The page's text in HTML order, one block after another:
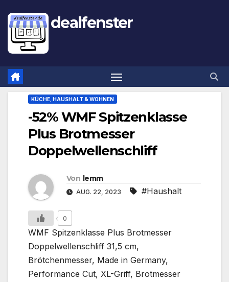
dealfenster
KÜCHE, HAUSHALT & WOHNEN
-52% WMF Spitzenklasse
Plus Brotmesser
Doppelwellenschliff
Von lemm
AUG. 22, 2023 #Haushalt
0
WMF Spitzenklasse Plus Brotmesser
Doppelwellenschliff 31,5 cm,
Brötchenmesser, Made in Germany,
Performance Cut, XL-Griff, Brotmesser